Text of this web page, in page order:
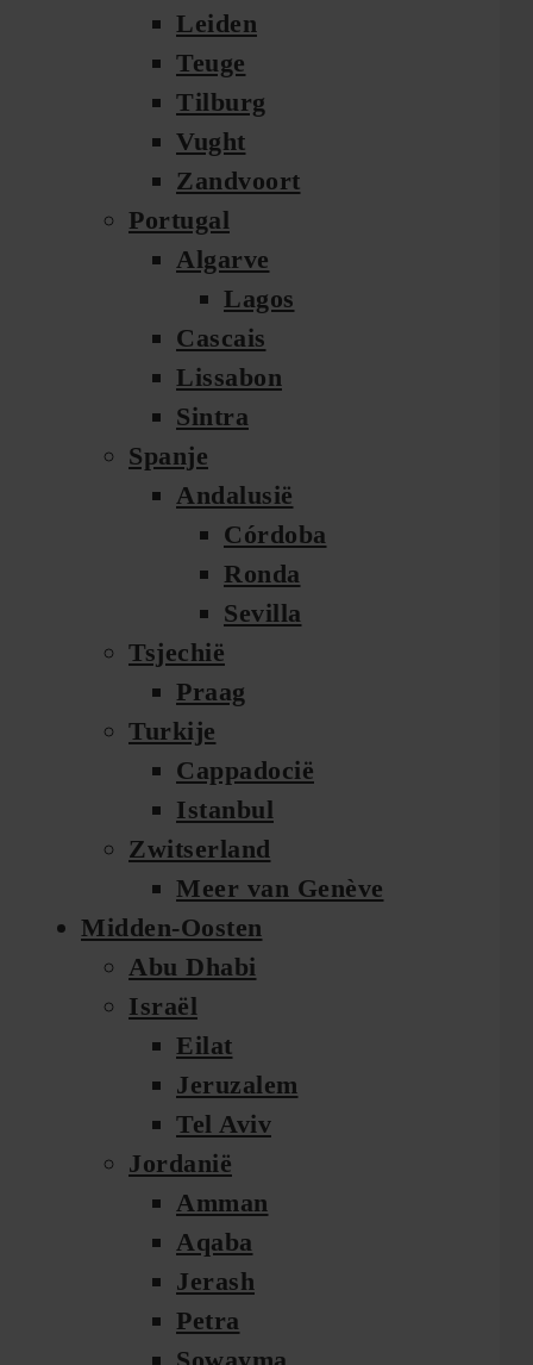
Leiden
Teuge
Tilburg
Vught
Zandvoort
Portugal
Algarve
Lagos
Cascais
Lissabon
Sintra
Spanje
Andalusië
Córdoba
Ronda
Sevilla
Tsjechië
Praag
Turkije
Cappadocië
Istanbul
Zwitserland
Meer van Genève
Midden-Oosten
Abu Dhabi
Israël
Eilat
Jeruzalem
Tel Aviv
Jordanië
Amman
Aqaba
Jerash
Petra